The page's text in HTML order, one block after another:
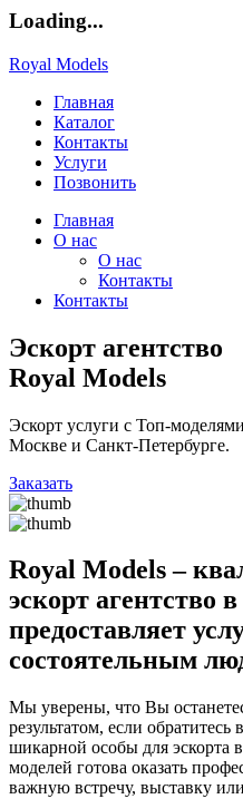
Loading...
Royal Models
Главная
Каталог
Контакты
Услуги
Позвонить
Главная
О нас
О нас
Контакты
Контакты
Эскорт агентство
Royal Models
Эскорт услуги с Топ-
Москве и Санкт-Петербурге.
Заказать
Royal Models –
эскорт агентство
предоставляет
состоятельным
Мы уверены, что Вы
результатом, если
шикарной особы для эскорта
моделей готова оказать
важную встречу, выставку